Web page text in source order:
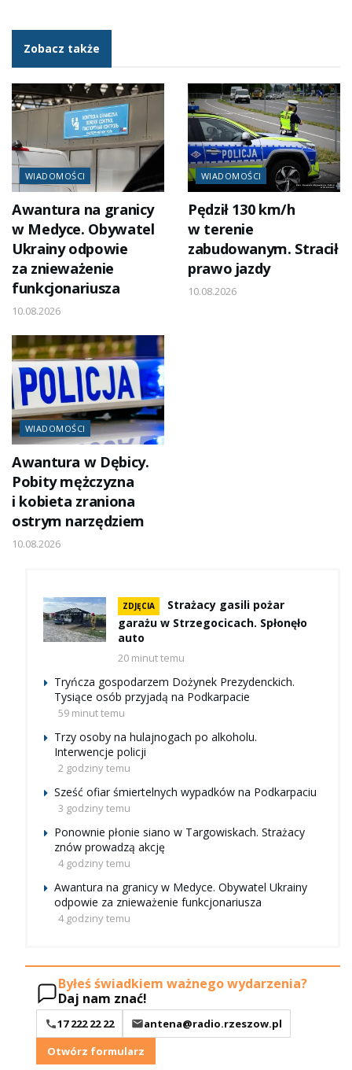
Zobacz także
WIADOMOŚCI
Awantura na granicy
w Medyce. Obywatel
Ukrainy odpowie
za znieważenie
funkcjonariusza
10.08.2026
WIADOMOŚCI
Pędził 130 km/h
w terenie
zabudowanym. Stracił
prawo jazdy
10.08.2026
WIADOMOŚCI
Awantura w Dębicy.
Pobity mężczyzna
i kobieta zraniona
ostrym narzędziem
10.08.2026
ZDJĘCIA
Strażacy gasili pożar
garażu w Strzegocicach. Spłonęło
auto
20 minut temu
Tryńcza gospodarzem Dożynek Prezydenckich.
Tysiące osób przyjadą na Podkarpacie
59 minut temu
Trzy osoby na hulajnogach po alkoholu.
Interwencje policji
2 godziny temu
Sześć ofiar śmiertelnych wypadków na Podkarpaciu
3 godziny temu
Ponownie płonie siano w Targowiskach. Strażacy
znów prowadzą akcję
4 godziny temu
Awantura na granicy w Medyce. Obywatel Ukrainy
odpowie za znieważenie funkcjonariusza
4 godziny temu
Byłeś świadkiem ważnego wydarzenia?
Daj nam znać!
17 222 22 22
antena@radio.rzeszow.pl
Otwórz formularz